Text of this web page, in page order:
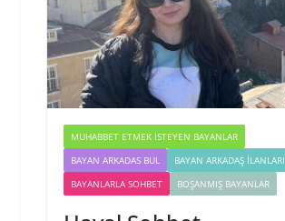
MUHABBET ETMEK İSTEYEN BAYANLAR
BAYAN ARKADAS BUL
BAYAN ARKADAŞ İLANLARI
BAYANLARLA SOHBET
BOŞANMIŞ BAYANLAR